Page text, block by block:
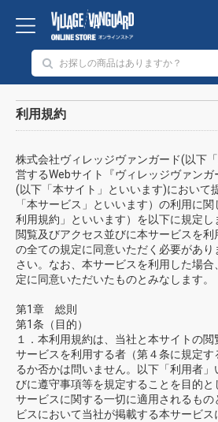
利用規約
株式会社ヴィレッジヴァンガード(以下
営するWebサイト『ヴィレッジヴァンガ
(以下「本サイト」といいます)において
「本サービス」といいます）の利用に
利用規約」といいます）を以下に規定
閲覧及びアクセス並びに本サービスを
の全ての規定に同意いただく必要があ
さい。なお、本サービスを利用した場
定に同意いただいたものとみなします。
第1章 総則
第1条（目的）
１．本利用規約は、当社と本サイトの
サービスを利用する者（第４条に規定
るか否かは問いません。以下「利用者
びに遵守事項等を規定することを目的
サービスに関する一切に適用されるも
ビスにおいて当社が掲載する本サービ